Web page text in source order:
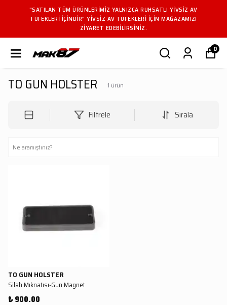
"SATILAN TÜM ÜRÜNLERIMIZ YALNIZCA RUHSATLI YIVSIZ AV
TÜFEKLERI IÇINDIR" YIVSIZ AV TÜFEKLERI IÇIN MAĞAZAMIZI
ZIYARET EDEBILIRSINIZ.
0
TO GUN HOLSTER 1 ürün
Filtrele Sırala
TO GUN HOLSTER
Silah Mıknatısı-Gun Magnet
₺ 900.00